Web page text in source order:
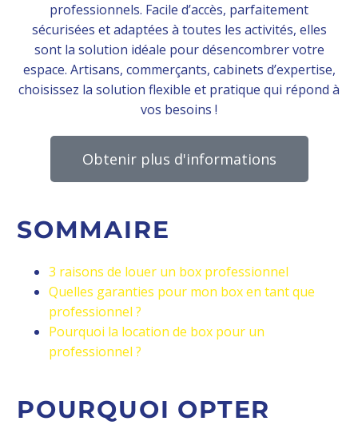
professionnels. Facile d’accès, parfaitement
sécurisées et adaptées à toutes les activités, elles
sont la solution idéale pour désencombrer votre
espace. Artisans, commerçants, cabinets d’expertise,
choisissez la solution flexible et pratique qui répond à
vos besoins !
Obtenir plus d'informations
SOMMAIRE
3 raisons de louer un box professionnel
Quelles garanties pour mon box en tant que
professionnel ?
Pourquoi la location de box pour un
professionnel ?
POURQUOI OPTER